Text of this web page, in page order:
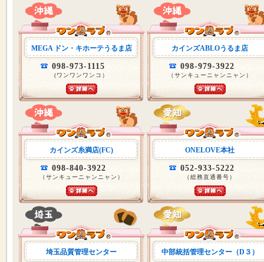
MEGA ドン・キホーテうるま店
098-973-1115
(ワンワンワンコ）
カインズABLOうるま店
098-979-3922
（サンキューニャンニャン）
カインズ糸満店(FC)
098-840-3922
（サンキューニャンニャン）
ONELOVE本社
052-933-5222
（総務直通番号）
埼玉品質管理センター 中部統括管理センター（D３）